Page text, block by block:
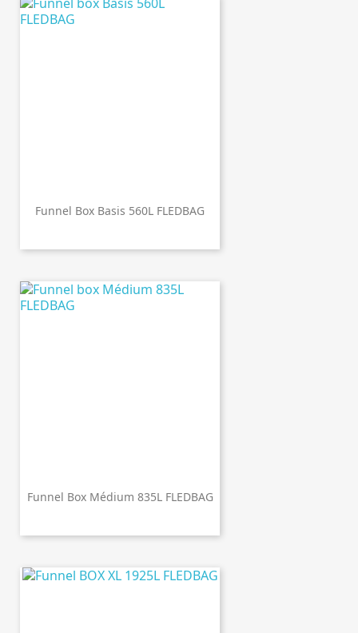
Funnel Box Basis 560L FLEDBAG
Funnel Box Médium 835L FLEDBAG